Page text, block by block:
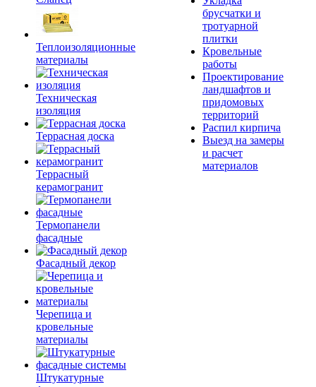
Теплоизоляционные
материалы
Техническая
изоляция
Террасная доска
Террасный
керамогранит
Термопанели
фасадные
Фасадный декор
Черепица и
кровельные
материалы
Штукатурные
брусчатки и
тротуарной
плитки
Кровельные
работы
Проектирование
ландшафтов и
придомовых
территорий
Распил кирпича
Выезд на замеры
и расчет
материалов